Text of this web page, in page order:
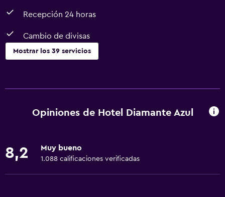
Recepción 24 horas
Cambio de divisas
Mostrar los 39 servicios
Wifi gratis
Extinguidor
Opiniones de Hotel Diamante Azul
8,2 Muy bueno
1.088 calificaciones verificadas